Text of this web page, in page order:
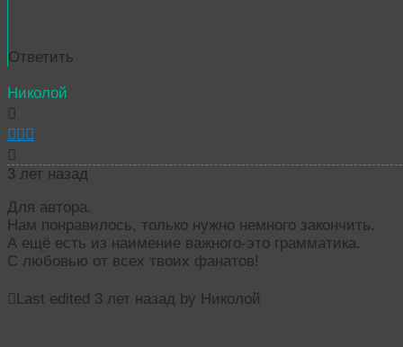
Ответить
Николой
3 лет назад
Для автора.
Нам понравилось, только нужно немного закончить.
А ещё есть из наимение важного-это грамматика.
С любовью от всех твоих фанатов!
Last edited 3 лет назад by Николой